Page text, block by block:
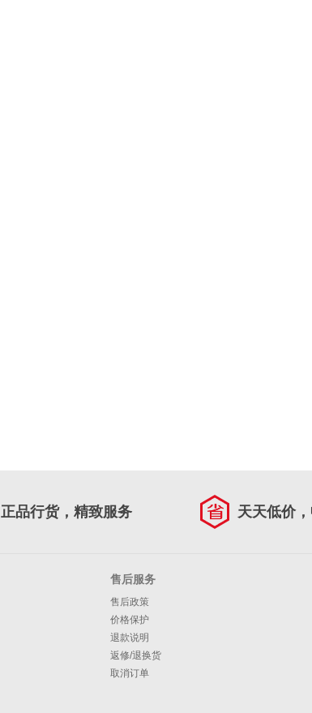
正品行货，精致服务 天天低价
售后服务
售后政策
价格保护
退款说明
返修/退换货
取消订单